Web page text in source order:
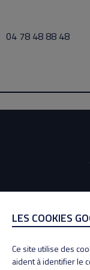
04 78 48 88 48
donot 2026-06-
LES COOKIES
Ce site utilise des
aident à identifier le